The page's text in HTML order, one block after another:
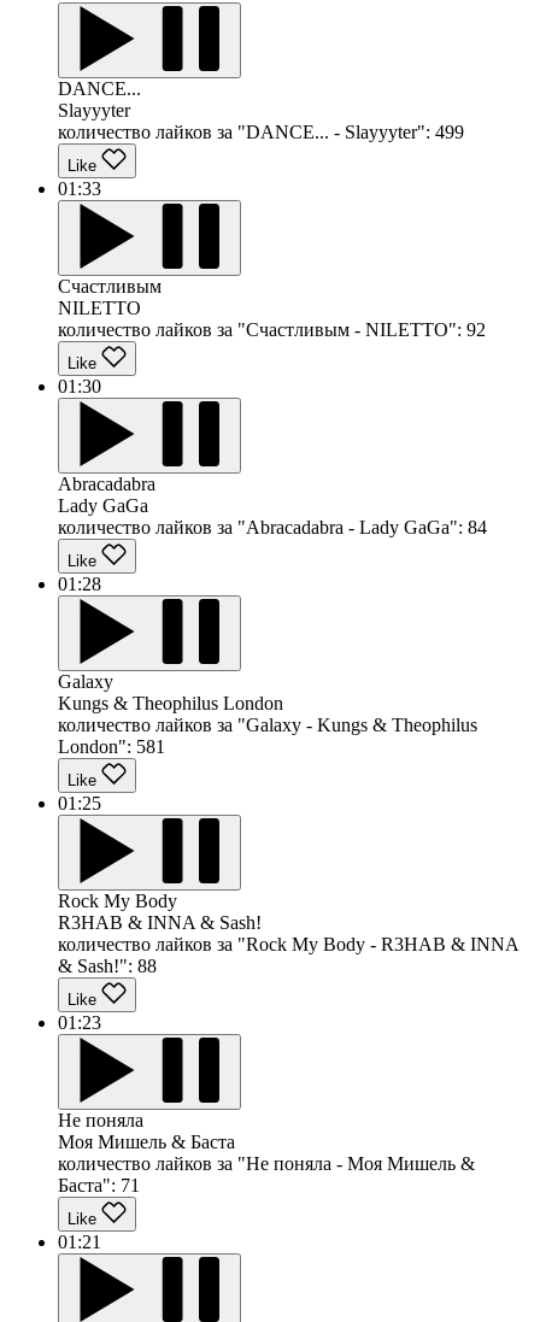
DANCE...
Slayyyter
количество лайков за "DANCE... - Slayyyter": 499
Like
01:33
Счастливым
NILETTO
количество лайков за "Счастливым - NILETTO": 92
Like
01:30
Abracadabra
Lady GaGa
количество лайков за "Abracadabra - Lady GaGa": 84
Like
01:28
Galaxy
Kungs & Theophilus London
количество лайков за "Galaxy - Kungs & Theophilus
London": 581
Like
01:25
Rock My Body
R3HAB & INNA & Sash!
количество лайков за "Rock My Body - R3HAB & INNA
& Sash!": 88
Like
01:23
Не поняла
Моя Мишель & Баста
количество лайков за "Не поняла - Моя Мишель &
Баста": 71
Like
01:21